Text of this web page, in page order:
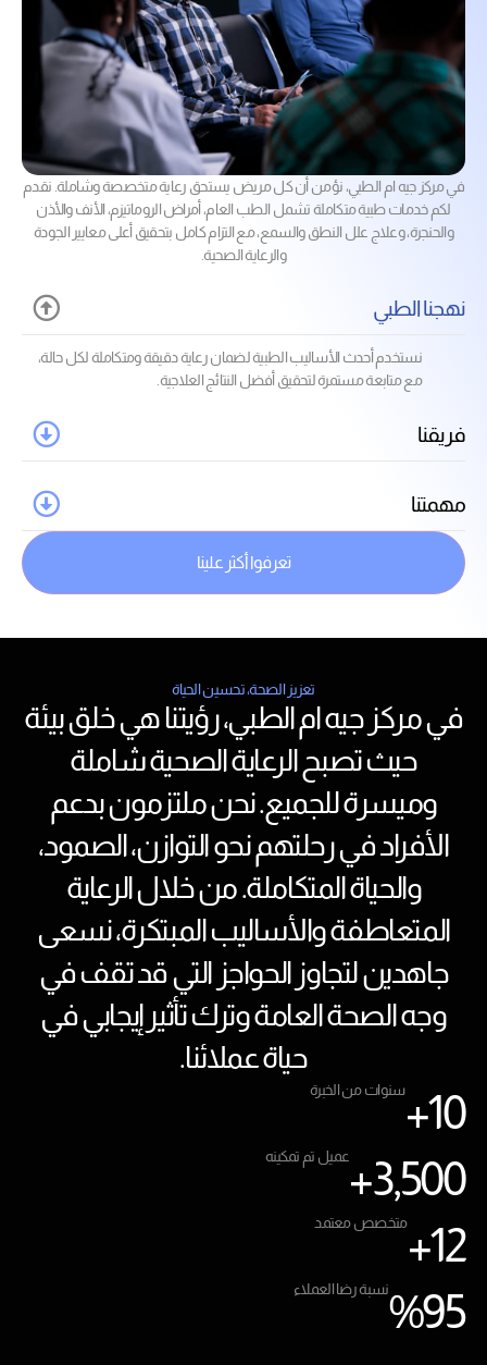
في مركز جيه ام الطبي، نؤمن أن كل مريض يستحق رعاية متخصصة وشاملة. نقدم
لكم خدمات طبية متكاملة تشمل الطب العام، أمراض الروماتيزم، الأنف والأذن
والحنجرة، وعلاج علل النطق والسمع، مع التزام كامل بتحقيق أعلى معايير الجودة
والرعاية الصحية.
نهجنا الطبي
نستخدم أحدث الأساليب الطبية لضمان رعاية دقيقة ومتكاملة لكل حالة،
مع متابعة مستمرة لتحقيق أفضل النتائج العلاجية.
فريقنا
مهمتنا
تعرفوا أكثر علينا
تعزيز الصحة، تحسين الحياة
في مركز جيه ام الطبي، رؤيتنا هي خلق بيئة
حيث تصبح الرعاية الصحية شاملة
وميسرة للجميع. نحن ملتزمون بدعم
الأفراد في رحلتهم نحو التوازن، الصمود،
والحياة المتكاملة. من خلال الرعاية
المتعاطفة والأساليب المبتكرة، نسعى
جاهدين لتجاوز الحواجز التي قد تقف في
وجه الصحة العامة وترك تأثير إيجابي في
حياة عملائنا.
10
+سنوات من الخبرة
3,500
+عميل تم تمكينه
12
+متخصص معتمد
95
%نسبة رضا العملاء